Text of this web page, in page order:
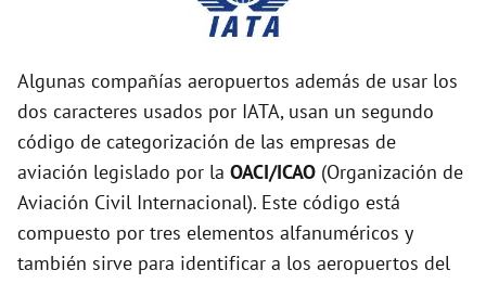
Algunas compañías aeropuertos además de usar los
dos caracteres usados por IATA, usan un segundo
código de categorización de las empresas de
aviación legislado por la OACI/ICAO (Organización de
Aviación Civil Internacional). Este código está
compuesto por tres elementos alfanuméricos y
también sirve para identificar a los aeropuertos del